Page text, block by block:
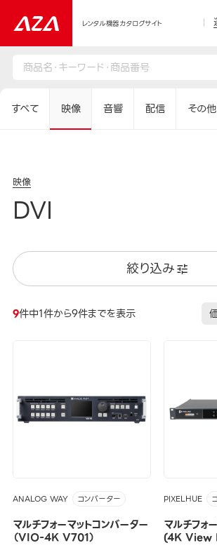
レンタル機器カタログサイト
すべて 映像 音響 配信 その他
映像
DVI
絞り込み
9件中1件から9件までを表示
ANALOG WAY コンバーター
マルチフォーマットコンバーター
（VIO-4K V701）
PIXELHUE
マルチフォ
(4K View